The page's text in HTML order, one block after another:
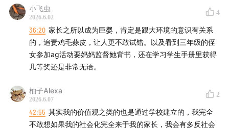
小飞虫
2026.6.02
4
36:20 家长之所以成为巨婴，肯定是跟大环境的意识有关系
的，追责鸡毛蒜皮，让人更不敢试错。以及看到三年级的侄
女参加ag活动要妈妈监督她背书，还在学习学生手册里获得
几等奖还是非常无语。
柚子Alexa
2026.6.07
2
42:55 其实我的价值观之类的也是通过学校建立的，我完全
不敢想如果我的社会化完全来于我的家长，我会有多反社会